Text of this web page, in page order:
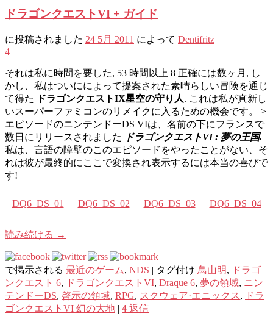
ドラゴンクエストVI + ガイド
に投稿されました 24 5月 2011 によって Dentifritz
4
それは私に時間を要した, 53 時間以上 8 正確には数ヶ月, し
かし、私はついにによって提案された素晴らしい冒険を通じ
て得た
ドラゴンクエストIX星空の守り人. これは私が真新し
いスーパーファミコンのリメイクに入るための機会です。 >
エピソードのニンテンドーDS VIは、名前の下にフランスで
数日にリリースされました
ドラゴンクエストVI : 夢の王国.
私は、言語の障壁のこのエピソードをやったことがない、そ
れは彼が最終的にここで変換され表示するには本当の喜びで
す!
DQ6_DS_01 DQ6_DS_02 DQ6_DS_03 DQ6_DS_04
読み続ける →
で掲示される 最近のゲーム, NDS | タグ付け 鳥山明, ドラゴ
ンクエスト 6, ドラゴンクエストVI, Draque 6, 夢の領​​域, ニン
テンドーDS, 啓示の領域, RPG, スクウェア·エニックス , ドラ
ゴンクエストVI 幻の大地 | 4 返信